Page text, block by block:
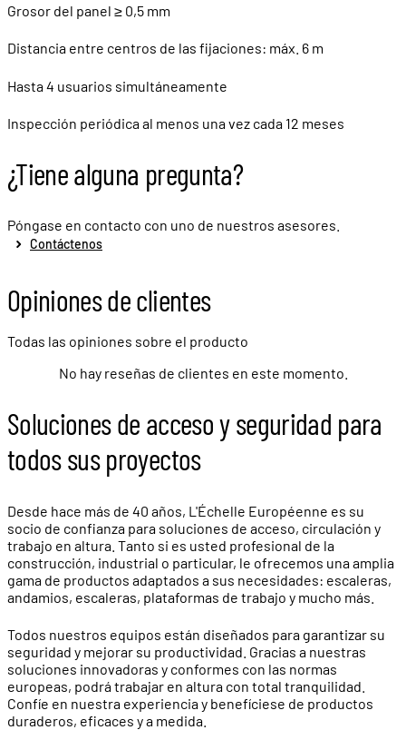
Grosor del panel ≥ 0,5 mm
Distancia entre centros de las fijaciones: máx. 6 m
Hasta 4 usuarios simultáneamente
Inspección periódica al menos una vez cada 12 meses
¿Tiene alguna pregunta?
Póngase en contacto con uno de nuestros asesores.
Contáctenos
Opiniones de clientes
Todas las opiniones sobre el producto
No hay reseñas de clientes en este momento.
Soluciones de acceso y seguridad para
todos sus proyectos
Desde hace más de 40 años, L'Échelle Européenne es su
socio de confianza para soluciones de acceso, circulación y
trabajo en altura. Tanto si es usted profesional de la
construcción, industrial o particular, le ofrecemos una amplia
gama de productos adaptados a sus necesidades: escaleras,
andamios, escaleras, plataformas de trabajo y mucho más.
Todos nuestros equipos están diseñados para garantizar su
seguridad y mejorar su productividad. Gracias a nuestras
soluciones innovadoras y conformes con las normas
europeas, podrá trabajar en altura con total tranquilidad.
Confíe en nuestra experiencia y benefíciese de productos
duraderos, eficaces y a medida.